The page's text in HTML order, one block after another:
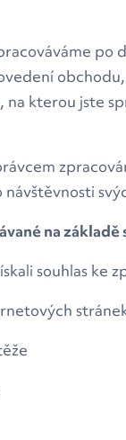
kterou jste
na základě
souhlas